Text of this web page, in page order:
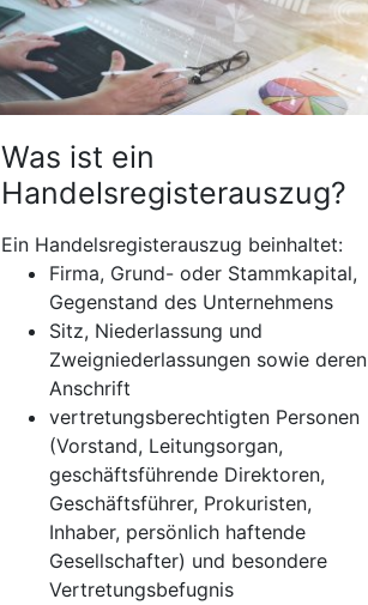
Was ist ein
Handelsregisterauszug?
Ein Handelsregisterauszug beinhaltet:
Firma, Grund- oder Stammkapital,
Gegenstand des Unternehmens
Sitz, Niederlassung und
Zweigniederlassungen sowie deren
Anschrift
vertretungsberechtigten Personen
(Vorstand, Leitungsorgan,
geschäftsführende Direktoren,
Geschäftsführer, Prokuristen,
Inhaber, persönlich haftende
Gesellschafter) und besondere
Vertretungsbefugnis